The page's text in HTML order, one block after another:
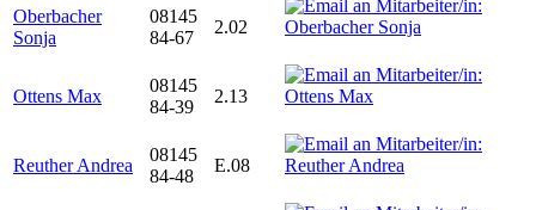
Oberbacher
Sonja
08145
84-67
2.02
Ottens Max
08145
84-39
2.13
Reuther Andrea
08145
84-48
E.08